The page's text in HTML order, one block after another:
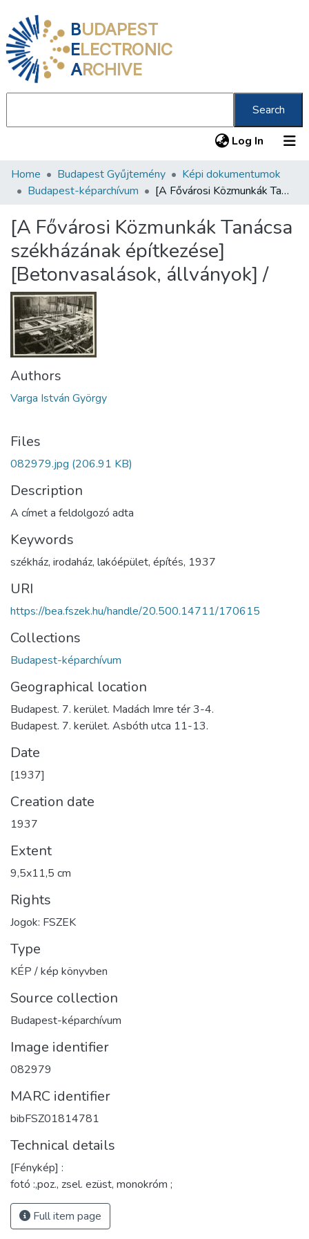
BUDAPEST
ELECTRONIC
ARCHIVE
Search
Log In (current)
Communities & Collections
Statistics
About us
Home Budapest Gyűjtemény
Képi dokumentumok
Budapest-képarchívum
[A Fővárosi Közmunkák Tanácsa székházának építkezése] [Betonvasalások, állványok] /
[A Fővárosi Közmunkák Tanácsa
székházának építkezése]
[Betonvasalások, állványok] /
Authors
Varga István György
Files
082979.jpg (206.91 KB)
Description
A címet a feldolgozó adta
Keywords
székház, irodaház, lakóépület, építés, 1937
URI
https://bea.fszek.hu/handle/20.500.14711/170615
Collections
Budapest-képarchívum
Geographical location
Budapest. 7. kerület. Madách Imre tér 3-4.
Budapest. 7. kerület. Asbóth utca 11-13.
Date
[1937]
Creation date
1937
Extent
9,5x11,5 cm
Rights
Jogok: FSZEK
Type
KÉP / kép könyvben
Source collection
Budapest-képarchívum
Image identifier
082979
MARC identifier
bibFSZ01814781
Technical details
[Fénykép] :
fotó :,poz., zsel. ezüst, monokróm ;
Full item page